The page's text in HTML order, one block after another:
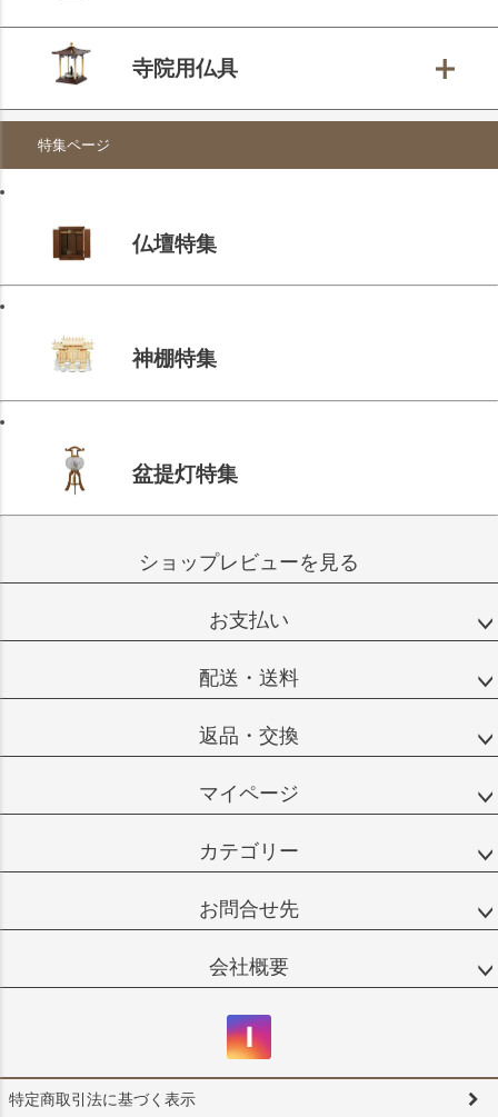
寺院用仏具
特集ページ
仏壇特集
神棚特集
盆提灯特集
ショップレビューを見る
お支払い
配送・送料
返品・交換
マイページ
カテゴリー
お問合せ先
会社概要
特定商取引法に基づく表示